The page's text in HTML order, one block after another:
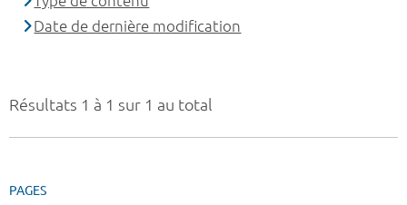
Résultats 1 à 1 sur 1 au total
PAGES
Date de dernière modification